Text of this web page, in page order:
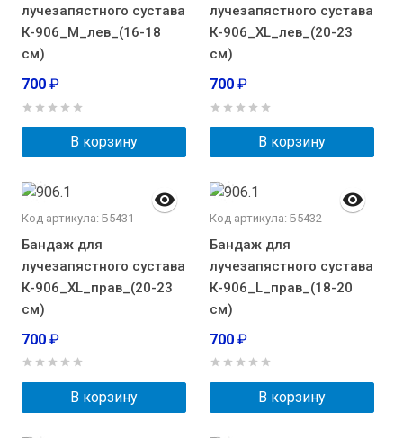
лучезапястного сустава
К-906_М_лев_(16-18
см)
700 ₽
В корзину
лучезапястного сустава
К-906_XL_лев_(20-23
см)
700 ₽
В корзину
Код артикула: Б5431
Бандаж для
лучезапястного сустава
К-906_XL_прав_(20-23
см)
700 ₽
В корзину
Код артикула: Б5432
Бандаж для
лучезапястного сустава
К-906_L_прав_(18-20
см)
700 ₽
В корзину